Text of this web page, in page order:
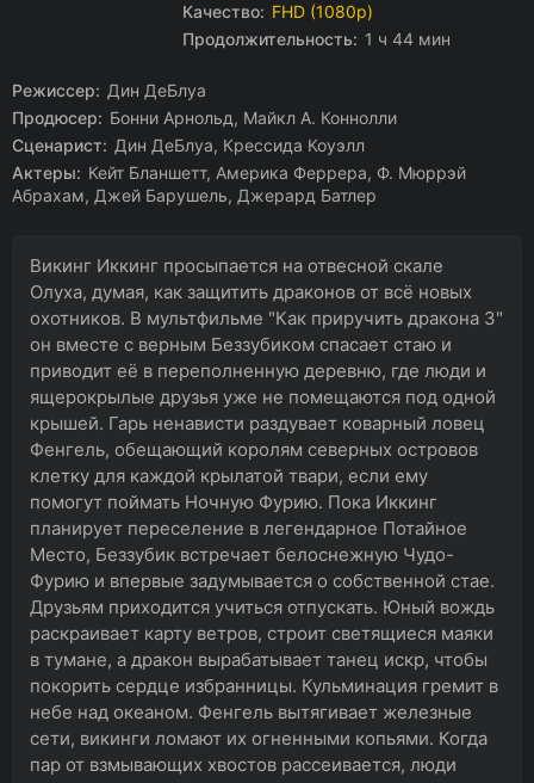
Качество: FHD (1080p)
Продолжительность: 1 ч 44 мин
Режиссер: Дин ДеБлуа
Продюсер: Бонни Арнольд, Майкл А. Коннолли
Сценарист: Дин ДеБлуа, Крессида Коуэлл
Актеры: Кейт Бланшетт, Америка Феррера, Ф. Мюррэй
Абрахам, Джей Барушель, Джерард Батлер
Викинг Иккинг просыпается на отвесной скале
Олуха, думая, как защитить драконов от всё новых
охотников. В мультфильме "Как приручить дракона 3"
он вместе с верным Беззубиком спасает стаю и
приводит её в переполненную деревню, где люди и
ящерокрылые друзья уже не помещаются под одной
крышей. Гарь ненависти раздувает коварный ловец
Фенгель, обещающий королям северных островов
клетку для каждой крылатой твари, если ему
помогут поймать Ночную Фурию. Пока Иккинг
планирует переселение в легендарное Потайное
Место, Беззубик встречает белоснежную Чудо-
Фурию и впервые задумывается о собственной стае.
Друзьям приходится учиться отпускать. Юный вождь
раскраивает карту ветров, строит светящиеся маяки
в тумане, а дракон вырабатывает танец искр, чтобы
покорить сердце избранницы. Кульминация гремит в
небе над океаном. Фенгель вытягивает железные
сети, викинги ломают их огненными копьями. Когда
пар от взмывающих хвостов рассеивается, люди